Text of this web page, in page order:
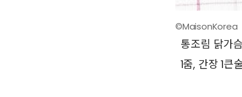
©MaisonKorea
통조림 닭가
1줌, 간장 1